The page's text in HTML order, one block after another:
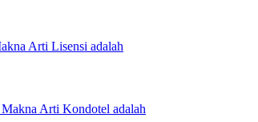
Arti Lisensi adalah
Arti Kondotel adalah